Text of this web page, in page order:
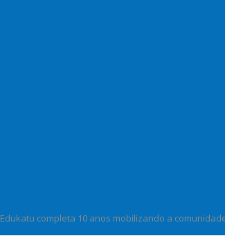
Edukatu completa 10 anos mobilizando a